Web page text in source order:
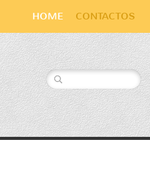
HOME CONTACTOS